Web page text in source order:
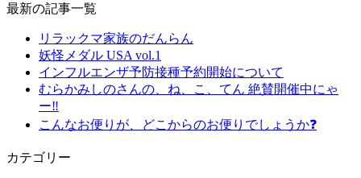
最新の記事一覧
リラックマ家族のだんらん
妖怪メダル USA vol.1
インフルエンザ予防接種予約開始について
むらかみしのさんの、ね、こ、てん 絶賛開催中にゃ
ー‼️
こんなお便りが、どこからのお便りでしょうか❓
カテゴリー